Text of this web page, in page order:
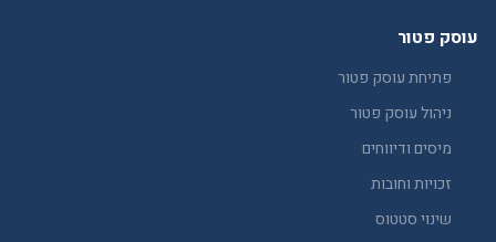
עוסק פטור
פתיחת עוסק פטור
ניהול עוסק פטור
מיסים ודיווחים
זכויות וחובות
שינוי סטטוס